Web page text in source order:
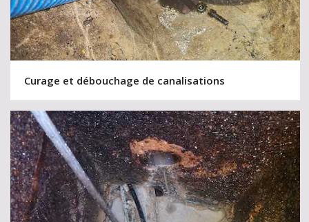
Curage et débouchage de canalisations